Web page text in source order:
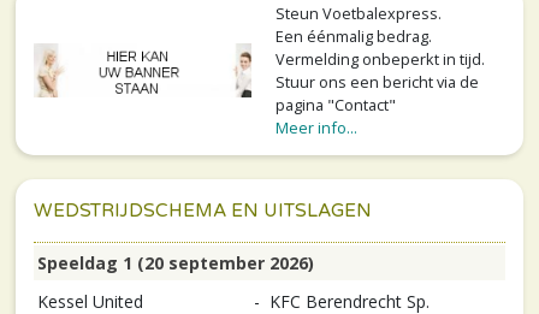
Steun Voetbalexpress.
Een éénmalig bedrag.
Vermelding onbeperkt in tijd.
Stuur ons een bericht via de
pagina "Contact"
Meer info...
WEDSTRIJDSCHEMA EN UITSLAGEN
Speeldag 1 (20 september 2026)
Kessel United
- KFC Berendrecht Sp.